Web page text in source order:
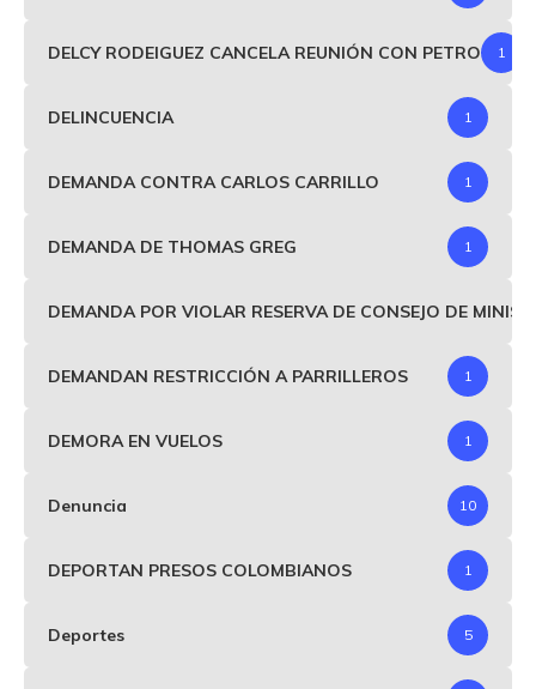
DELCY RODEIGUEZ CANCELA REUNIÓN CON PETRO 1
DELINCUENCIA 1
DEMANDA CONTRA CARLOS CARRILLO 1
DEMANDA DE THOMAS GREG 1
DEMANDA POR VIOLAR RESERVA DE CONSEJO DE
DEMANDAN RESTRICCIÓN A PARRILLEROS 1
DEMORA EN VUELOS 1
Denuncia 10
DEPORTAN PRESOS COLOMBIANOS 1
Deportes 5